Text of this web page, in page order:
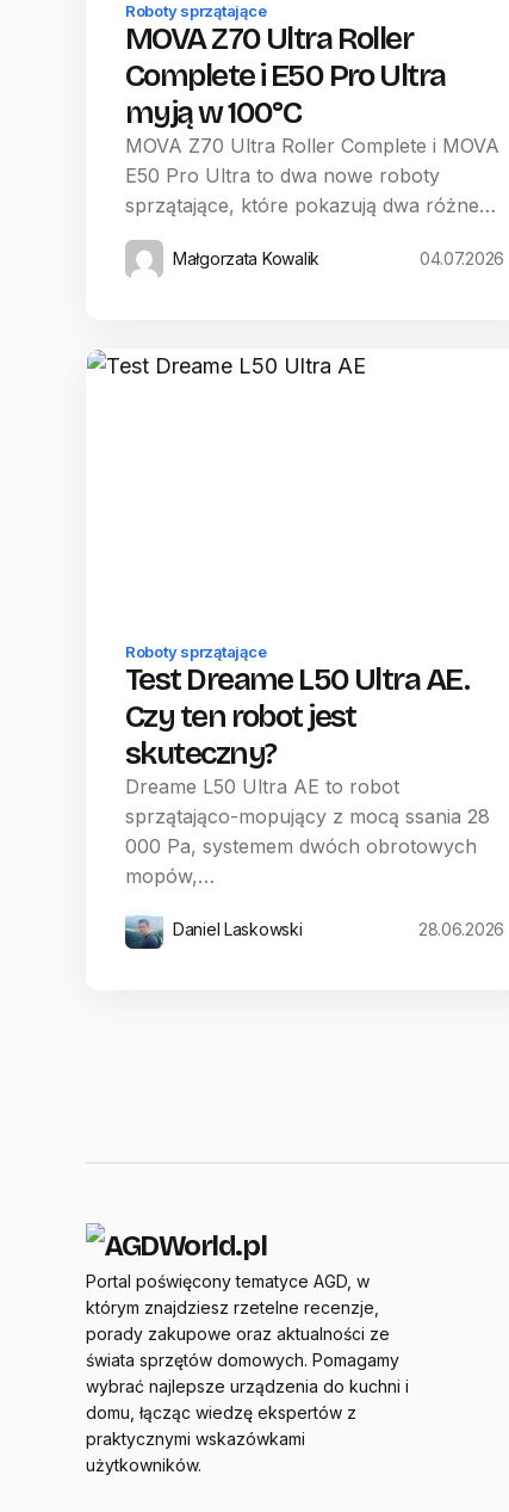
Roboty sprzątające
MOVA Z70 Ultra Roller
Complete i E50 Pro Ultra
myją w 100°C
MOVA Z70 Ultra Roller Complete i MOVA
E50 Pro Ultra to dwa nowe roboty
sprzątające, które pokazują dwa różne…
Małgorzata Kowalik 04.07.2026
Roboty sprzątające
Test Dreame L50 Ultra AE.
Czy ten robot jest
skuteczny?
Dreame L50 Ultra AE to robot
sprzątająco-mopujący z mocą ssania 28
000 Pa, systemem dwóch obrotowych
mopów,…
Daniel Laskowski 28.06.2026
Portal poświęcony tematyce AGD, w
którym znajdziesz rzetelne recenzje,
porady zakupowe oraz aktualności ze
świata sprzętów domowych. Pomagamy
wybrać najlepsze urządzenia do kuchni i
domu, łącząc wiedzę ekspertów z
praktycznymi wskazówkami
użytkowników.